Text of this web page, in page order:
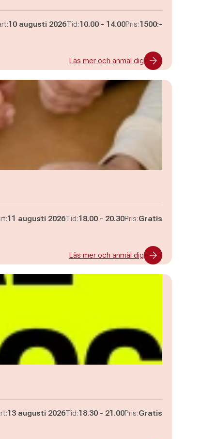
10 augusti 2026Tid:Pågår mellan
10.00 - och
14.00Pris:1500:-
Läs mer och anmäl dig
11 augusti 2026Tid:Pågår mellan
18.00 - och
20.30Pris:Gratis
Läs mer och anmäl dig
13 augusti 2026Tid:Pågår mellan
18.30 - och
21.00Pris:Gratis